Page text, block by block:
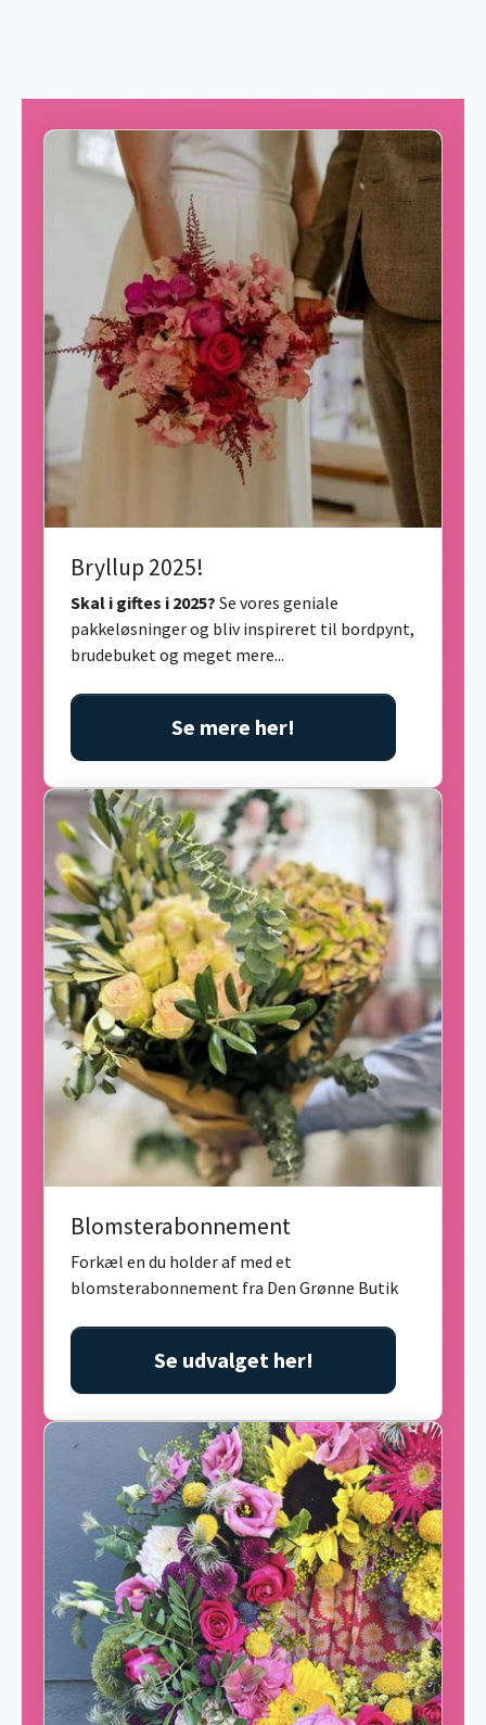
Bryllup 2025!
Skal i giftes i 2025? Se vores geniale
pakkeløsninger og bliv inspireret til bordpynt,
brudebuket og meget mere...
Se mere her!
Blomsterabonnement
Forkæl en du holder af med et
blomsterabonnement fra Den Grønne Butik
Se udvalget her!